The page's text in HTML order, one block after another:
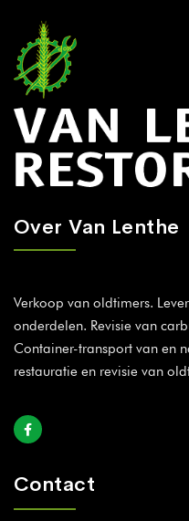
Over Van Lenthe
Verkoop van oldtimers.
onderdelen. Revisie van
Container-transport van en
restauratie en revisie van
Contact